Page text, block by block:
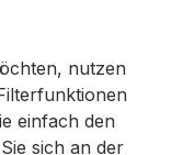
nutzen
einfach den
sich an der